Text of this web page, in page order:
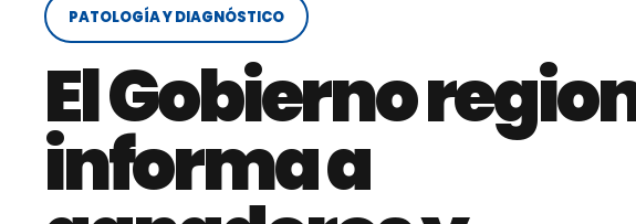
PATOLOGÍA Y DIAGNÓSTICO
El Gobierno
informa a